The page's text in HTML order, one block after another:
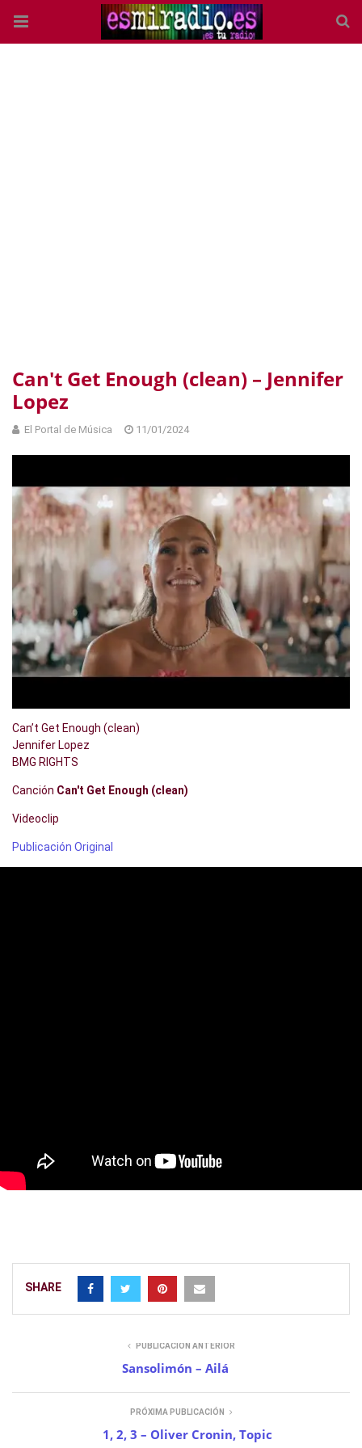
Can't Get Enough (clean) – Jennifer
Lopez
El Portal de Música 11/01/2024
Can’t Get Enough (clean)
Jennifer Lopez
BMG RIGHTS
Canción Can't Get Enough (clean)
Videoclip
Publicación Original
SHARE
PUBLICACIÓN ANTERIOR
Sansolimón – Ailá
PRÓXIMA PUBLICACIÓN
1, 2, 3 – Oliver Cronin, Topic